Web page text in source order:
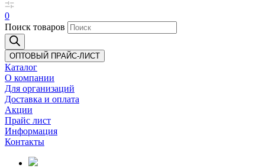
0
Поиск товаров
ОПТОВЫЙ ПРАЙС-ЛИСТ
Каталог
О компании
Для организаций
Доставка и оплата
Акции
Прайс лист
Информация
Контакты